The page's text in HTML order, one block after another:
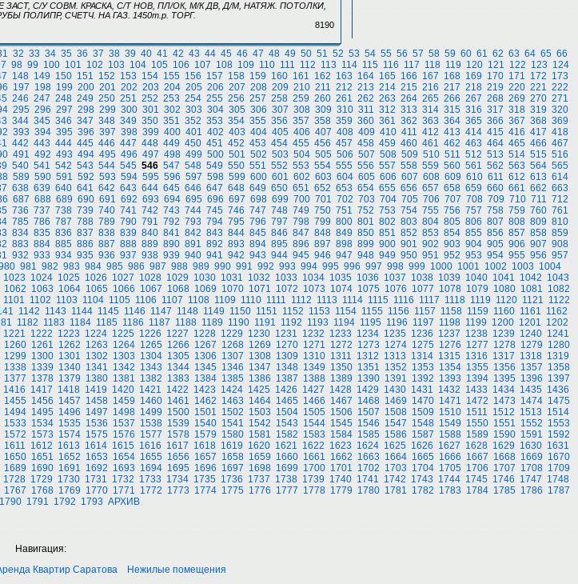
ЗАСТ, С/У СОВМ. КРАСКА, С/Т НОВ, ПЛ/ОК, М/К ДВ, Д/М, НАТЯЖ. ПОТОЛКИ,
ПОЛИПР, СЧЕТЧ. НА ГАЗ. 1450т.р. ТОРГ.
8190
32 33 34 35 36 37 38 39 40 41 42 43 44 45 46 47 48 49 50 51 52 53 54 55 56 57 58 59 60 61 62 63 64 65 66
98 99 100 101 102 103 104 105 106 107 108 109 110 111 112 113 114 115 116 117 118 119 120 121 122 123 124
148 149 150 151 152 153 154 155 156 157 158 159 160 161 162 163 164 165 166 167 168 169 170 171 172 173
197 198 199 200 201 202 203 204 205 206 207 208 209 210 211 212 213 214 215 216 217 218 219 220 221 222
246 247 248 249 250 251 252 253 254 255 256 257 258 259 260 261 262 263 264 265 266 267 268 269 270 271
295 296 297 298 299 300 301 302 303 304 305 306 307 308 309 310 311 312 313 314 315 316 317 318 319 320
344 345 346 347 348 349 350 351 352 353 354 355 356 357 358 359 360 361 362 363 364 365 366 367 368 369
393 394 395 396 397 398 399 400 401 402 403 404 405 406 407 408 409 410 411 412 413 414 415 416 417 418
442 443 444 445 446 447 448 449 450 451 452 453 454 455 456 457 458 459 460 461 462 463 464 465 466 467
491 492 493 494 495 496 497 498 499 500 501 502 503 504 505 506 507 508 509 510 511 512 513 514 515 516
540 541 542 543 544 545 546 547 548 549 550 551 552 553 554 555 556 557 558 559 560 561 562 563 564 565
589 590 591 592 593 594 595 596 597 598 599 600 601 602 603 604 605 606 607 608 609 610 611 612 613 614
638 639 640 641 642 643 644 645 646 647 648 649 650 651 652 653 654 655 656 657 658 659 660 661 662 663
687 688 689 690 691 692 693 694 695 696 697 698 699 700 701 702 703 704 705 706 707 708 709 710 711 712
736 737 738 739 740 741 742 743 744 745 746 747 748 749 750 751 752 753 754 755 756 757 758 759 760 761
785 786 787 788 789 790 791 792 793 794 795 796 797 798 799 800 801 802 803 804 805 806 807 808 809 810
834 835 836 837 838 839 840 841 842 843 844 845 846 847 848 849 850 851 852 853 854 855 856 857 858 859
883 884 885 886 887 888 889 890 891 892 893 894 895 896 897 898 899 900 901 902 903 904 905 906 907 908
932 933 934 935 936 937 938 939 940 941 942 943 944 945 946 947 948 949 950 951 952 953 954 955 956 957
981 982 983 984 985 986 987 988 989 990 991 992 993 994 995 996 997 998 999 1000 1001 1002 1003 1004
1023 1024 1025 1026 1027 1028 1029 1030 1031 1032 1033 1034 1035 1036 1037 1038 1039 1040 1041 1042 1043
1062 1063 1064 1065 1066 1067 1068 1069 1070 1071 1072 1073 1074 1075 1076 1077 1078 1079 1080 1081 1082
1101 1102 1103 1104 1105 1106 1107 1108 1109 1110 1111 1112 1113 1114 1115 1116 1117 1118 1119 1120 1121 1122
1142 1143 1144 1145 1146 1147 1148 1149 1150 1151 1152 1153 1154 1155 1156 1157 1158 1159 1160 1161 1162
1182 1183 1184 1185 1186 1187 1188 1189 1190 1191 1192 1193 1194 1195 1196 1197 1198 1199 1200 1201 1202
1221 1222 1223 1224 1225 1226 1227 1228 1229 1230 1231 1232 1233 1234 1235 1236 1237 1238 1239 1240 1241
1260 1261 1262 1263 1264 1265 1266 1267 1268 1269 1270 1271 1272 1273 1274 1275 1276 1277 1278 1279 1280
1299 1300 1301 1302 1303 1304 1305 1306 1307 1308 1309 1310 1311 1312 1313 1314 1315 1316 1317 1318 1319
1338 1339 1340 1341 1342 1343 1344 1345 1346 1347 1348 1349 1350 1351 1352 1353 1354 1355 1356 1357 1358
1377 1378 1379 1380 1381 1382 1383 1384 1385 1386 1387 1388 1389 1390 1391 1392 1393 1394 1395 1396 1397
1416 1417 1418 1419 1420 1421 1422 1423 1424 1425 1426 1427 1428 1429 1430 1431 1432 1433 1434 1435 1436
1455 1456 1457 1458 1459 1460 1461 1462 1463 1464 1465 1466 1467 1468 1469 1470 1471 1472 1473 1474 1475
1494 1495 1496 1497 1498 1499 1500 1501 1502 1503 1504 1505 1506 1507 1508 1509 1510 1511 1512 1513 1514
1533 1534 1535 1536 1537 1538 1539 1540 1541 1542 1543 1544 1545 1546 1547 1548 1549 1550 1551 1552 1553
1572 1573 1574 1575 1576 1577 1578 1579 1580 1581 1582 1583 1584 1585 1586 1587 1588 1589 1590 1591 1592
1611 1612 1613 1614 1615 1616 1617 1618 1619 1620 1621 1622 1623 1624 1625 1626 1627 1628 1629 1630 1631
1650 1651 1652 1653 1654 1655 1656 1657 1658 1659 1660 1661 1662 1663 1664 1665 1666 1667 1668 1669 1670
1689 1690 1691 1692 1693 1694 1695 1696 1697 1698 1699 1700 1701 1702 1703 1704 1705 1706 1707 1708 1709
1728 1729 1730 1731 1732 1733 1734 1735 1736 1737 1738 1739 1740 1741 1742 1743 1744 1745 1746 1747 1748
1767 1768 1769 1770 1771 1772 1773 1774 1775 1776 1777 1778 1779 1780 1781 1782 1783 1784 1785 1786 1787
1790 1791 1792 1793 АРХИВ
Навигация:
Квартир Саратова Нежилые помещения